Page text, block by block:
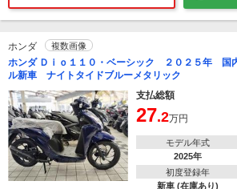
ホンダ 複数画像
ホンダ Ｄｉｏ１１０・ベーシック ２０２５年 国
ル新車 ナイトタイドブルーメタリック
支払総額
27.2万円
モデル年式
2025年
初度登録年
新車 (在庫あり)